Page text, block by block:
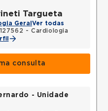
Targueta
Geral Ver todas
127562 - Cardiologia
consulta
- Unidade